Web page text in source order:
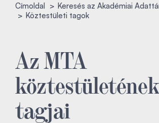
Címoldal
Keresés az Akadémiai
Köztestületi tagok
Az MTA
köztestületének
tagjai